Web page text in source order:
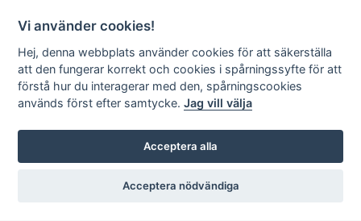
Sök
Logga in
Vi använder cookies!
Hej, denna webbplats använder cookies för att säkerställa
att den fungerar korrekt och cookies i spårningssyfte för att
förstå hur du interagerar med den, spårningscookies
används först efter samtycke.Jag vill välja
Acceptera alla
Acceptera nödvändiga